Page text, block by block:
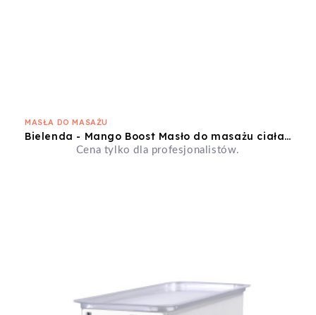
MASŁA DO MASAŻU
Bielenda - Mango Boost Masło do masażu ciała, dłoni i stóp 500ml
Cena tylko dla profesjonalistów.